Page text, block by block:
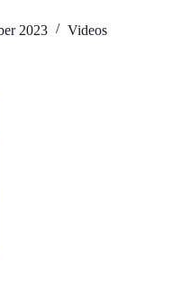
2023 Videos